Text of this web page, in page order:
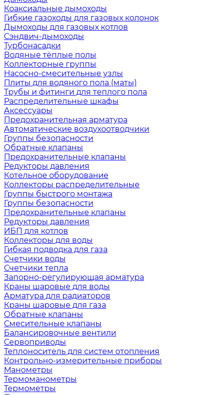
Коаксиальные дымоходы
Гибкие газоходы для газовых колонок
Дымоходы для газовых котлов
Сэндвич-дымоходы
Турбонасадки
Водяные тёплые полы
Коллекторные группы
Насосно-смесительные узлы
Плиты для водяного пола (маты)
Трубы и фитинги для теплого пола
Распределительные шкафы
Аксессуары
Предохранительная арматура
Автоматические воздухоотводчики
Группы безопасности
Обратные клапаны
Предохранительные клапаны
Редукторы давления
Котельное оборудование
Коллекторы распределительные
Группы быстрого монтажа
Группы безопасности
Предохранительные клапаны
Редукторы давления
ИБП для котлов
Коллекторы для воды
Гибкая подводка для газа
Счетчики воды
Счетчики тепла
Запорно-регулирующая арматура
Краны шаровые для воды
Арматура для радиаторов
Краны шаровые для газа
Обратные клапаны
Смесительные клапаны
Балансировочные вентили
Сервоприводы
Теплоноситель для систем отопления
Контрольно-измерительные приборы
Манометры
Термоманометры
Термометры